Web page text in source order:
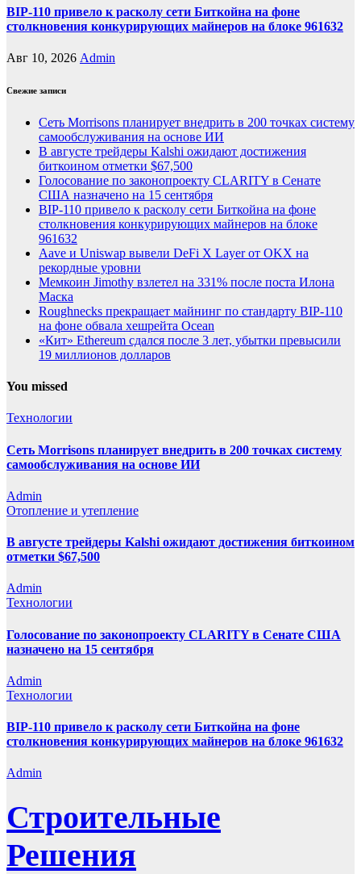
BIP-110 привело к расколу сети Биткойна на фоне
столкновения конкурирующих майнеров на блоке 961632
Авг 10, 2026 Admin
Свежие записи
Сеть Morrisons планирует внедрить в 200 точках систему
самообслуживания на основе ИИ
В августе трейдеры Kalshi ожидают достижения
биткоином отметки $67,500
Голосование по законопроекту CLARITY в Сенате
США назначено на 15 сентября
BIP-110 привело к расколу сети Биткойна на фоне
столкновения конкурирующих майнеров на блоке
961632
Aave и Uniswap вывели DeFi X Layer от OKX на
рекордные уровни
Мемкоин Jimothy взлетел на 331% после поста Илона
Маска
Roughnecks прекращает майнинг по стандарту BIP-110
на фоне обвала хешрейта Ocean
«Кит» Ethereum сдался после 3 лет, убытки превысили
19 миллионов долларов
You missed
Технологии
Сеть Morrisons планирует внедрить в 200 точках систему
самообслуживания на основе ИИ
Admin
Отопление и утепление
В августе трейдеры Kalshi ожидают достижения биткоином
отметки $67,500
Admin
Технологии
Голосование по законопроекту CLARITY в Сенате США
назначено на 15 сентября
Admin
Технологии
BIP-110 привело к расколу сети Биткойна на фоне
столкновения конкурирующих майнеров на блоке 961632
Admin
Строительные
Решения